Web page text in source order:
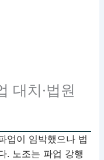
대치·법원
업이 임박했으나 법
. 노조는 파업 강행